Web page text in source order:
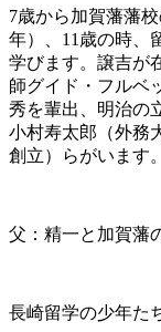
7歳から加賀藩藩
年）、11歳の時、
学びます。譲吉が
師グイド・フルベ
秀を輩出、明治の
小村寿太郎（外務
創立）らがいます。
父：精一と加賀藩
長崎留学の少年た